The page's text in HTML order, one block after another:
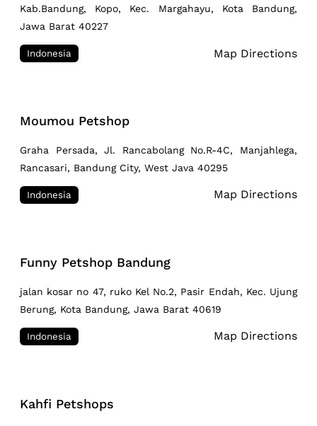
Kab.Bandung, Kopo, Kec. Margahayu, Kota Bandung,
Jawa Barat 40227
Indonesia Map Directions
Moumou Petshop
Graha Persada, Jl. Rancabolang No.R-4C, Manjahlega,
Rancasari, Bandung City, West Java 40295
Indonesia Map Directions
Funny Petshop Bandung
jalan kosar no 47, ruko Kel No.2, Pasir Endah, Kec. Ujung
Berung, Kota Bandung, Jawa Barat 40619
Indonesia Map Directions
Kahfi Petshops